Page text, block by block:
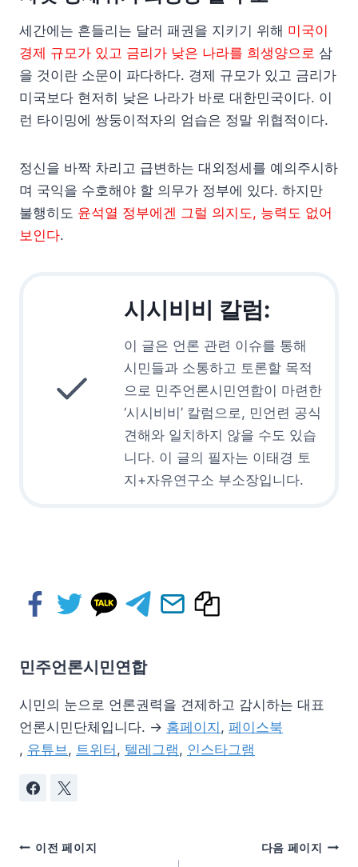
세간에는 흔들리는 달러 패권을 지키기 위해 미국이
경제 규모가 있고 금리가 낮은 나라를 희생양으로 삼
을 것이란 소문이 파다하다. 경제 규모가 있고 금리가
미국보다 현저히 낮은 나라가 바로 대한민국이다. 이
런 타이밍에 쌍둥이적자의 엄습은 정말 위협적이다.
정신을 바짝 차리고 급변하는 대외정세를 예의주시하
며 국익을 수호해야 할 의무가 정부에 있다. 하지만
불행히도 윤석열 정부에겐 그럴 의지도, 능력도 없어
보인다.
시시비비 칼럼:
이 글은 언론 관련 이슈를 통해
시민들과 소통하고 토론할 목적
으로 민주언론시민연합이 마련한
‘시시비비’ 칼럼으로, 민언련 공식
견해와 일치하지 않을 수도 있습
니다. 이 글의 필자는 이태경 토
지+자유연구소 부소장입니다.
민주언론시민연합
시민의 눈으로 언론권력을 견제하고 감시하는 대표
언론시민단체입니다. → 홈페이지 , 페이스북
, 유튜브, 트위터 , 텔레그램, 인스타그램
이전 페이지 다음 페이지